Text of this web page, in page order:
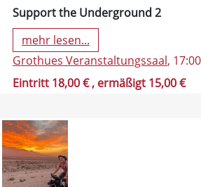
Support the Underground 2
mehr lesen...
Grothues Veranstaltungssaal,
Eintritt 18,00 €, ermäßigt 15,00 €